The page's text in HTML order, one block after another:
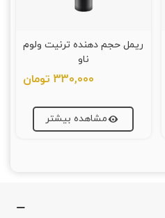
ریمل حجم دهنده ترنیت ولوم
ناو
330,000 تومان
مشاهده بیشتر